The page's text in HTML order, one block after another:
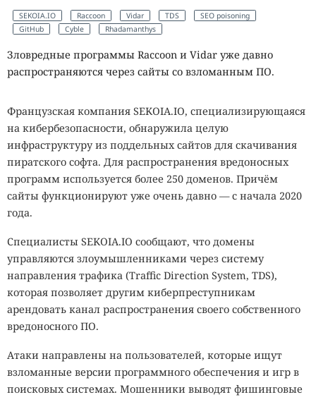
SEKOIA.IO Raccoon Vidar TDS
SEO poisoning
GitHub
Cyble Rhadamanthys
Зловредные программы Raccoon и Vidar уже давно
распространяются через сайты со взломанным ПО.
Французская компания SEKOIA.IO, специализирующаяся
на кибербезопасности, обнаружила целую
инфраструктуру из поддельных сайтов для скачивания
пиратского софта. Для распространения вредоносных
программ используется более 250 доменов. Причём
сайты функционируют уже очень давно — с начала 2020
года.
Специалисты SEKOIA.IO сообщают, что домены
управляются злоумышленниками через систему
направления трафика (Traffic Direction System, TDS),
которая позволяет другим киберпреступникам
арендовать канал распространения своего собственного
вредоносного ПО.
Атаки направлены на пользователей, которые ищут
взломанные версии программного обеспечения и игр в
поисковых системах. Мошенники выводят фишинговые